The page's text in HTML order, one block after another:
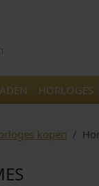
HORLOGES
kopen